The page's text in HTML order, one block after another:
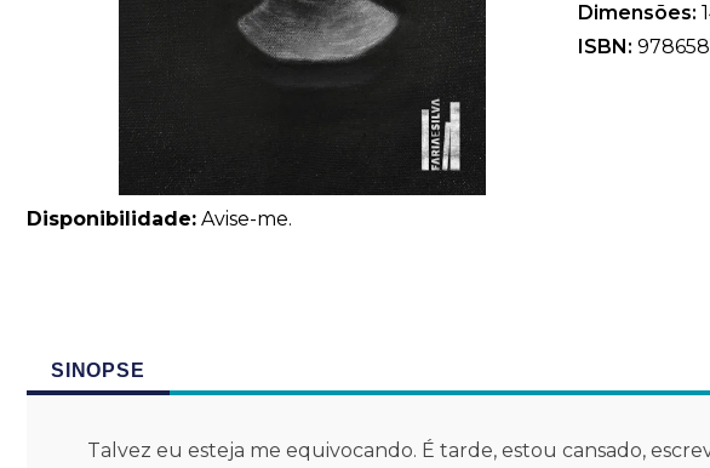
Disponibilidade: Avise-me.
Dimensões:
ISBN:
SINOPSE
Talvez eu esteja me equivocando. É tarde, estou cansado,